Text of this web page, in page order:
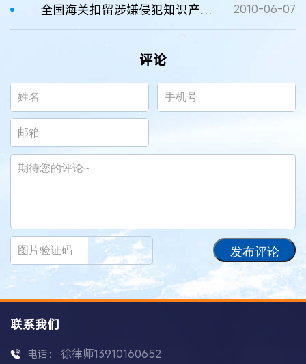
全国海关扣留涉嫌侵犯知识产权货物83000多批 2010-06-07
评论
发布评论
联系我们
电话： 徐律师13910160652